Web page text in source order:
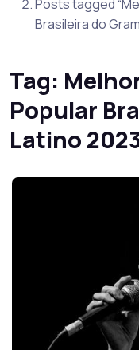
Posts tagged
Brasileira do
Tag:
Popular
Latino